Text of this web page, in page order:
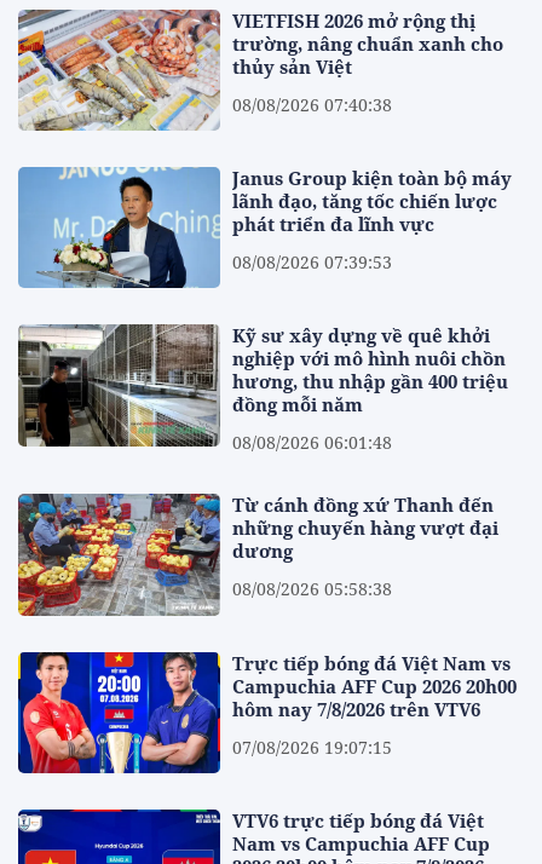
VIETFISH 2026 mở rộng thị
trường, nâng chuẩn xanh cho
thủy sản Việt
08/08/2026 07:40:38
Janus Group kiện toàn bộ máy
lãnh đạo, tăng tốc chiến lược
phát triển đa lĩnh vực
08/08/2026 07:39:53
Kỹ sư xây dựng về quê khởi
nghiệp với mô hình nuôi chồn
hương, thu nhập gần 400 triệu
đồng mỗi năm
08/08/2026 06:01:48
Từ cánh đồng xứ Thanh đến
những chuyến hàng vượt đại
dương
08/08/2026 05:58:38
Trực tiếp bóng đá Việt Nam vs
Campuchia AFF Cup 2026 20h00
hôm nay 7/8/2026 trên VTV6
07/08/2026 19:07:15
VTV6 trực tiếp bóng đá Việt
Nam vs Campuchia AFF Cup